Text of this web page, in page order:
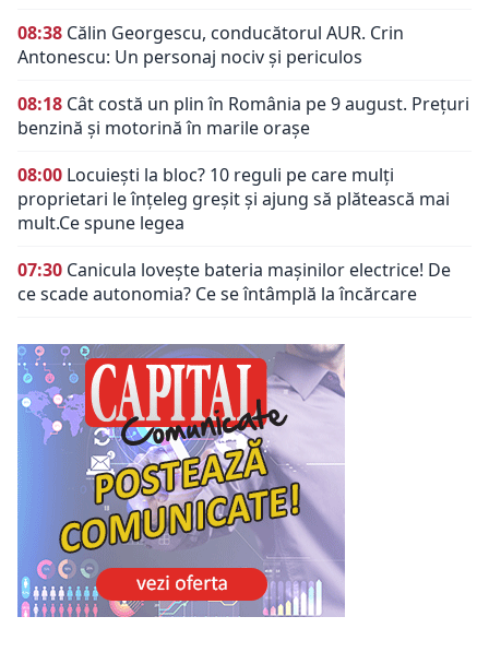
08:38 Călin Georgescu, conducătorul AUR. Crin
Antonescu: Un personaj nociv şi periculos
08:18 Cât costă un plin în România pe 9 august. Prețuri
benzină și motorină în marile orașe
08:00 Locuiești la bloc? 10 reguli pe care mulți
proprietari le înțeleg greșit și ajung să plătească mai
mult.Ce spune legea
07:30 Canicula lovește bateria mașinilor electrice! De
ce scade autonomia? Ce se întâmplă la încărcare